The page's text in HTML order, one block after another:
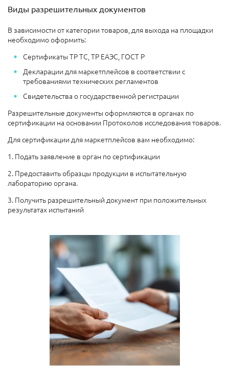
Виды разрешительных документов
В зависимости от категории товаров, для выхода на площадки
необходимо оформить:
Сертификаты ТР ТС, ТР ЕАЭС, ГОСТ Р
Декларации для маркетплейсов в соответствии с
требованиями технических регламентов
Свидетельства о государственной регистрации
Разрешительные документы оформляются в органах по
сертификации на основании Протоколов исследования товаров.
Для сертификации для маркетплейсов вам необходимо:
1. Подать заявление в орган по сертификации
2. Предоставить образцы продукции в испытательную
лабораторию органа.
3. Получить разрешительный документ при положительных
результатах испытаний